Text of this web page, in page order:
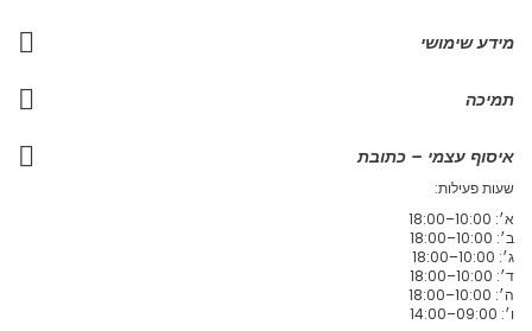
מידע שימושי
תמיכה
איסוף עצמי – כתובת
שעות פעילות:
א׳: 10:00–18:00
ב׳: 10:00–18:00
ג׳: 10:00–18:00
ד׳: 10:00–18:00
ה׳: 10:00–18:00
ו׳: 09:00–14:00